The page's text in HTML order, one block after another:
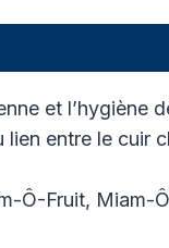
et l’hygiène
entre le cuir
Ô-Fruit, Miam-